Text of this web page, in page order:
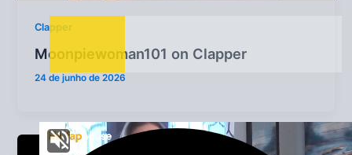
Clapper
Moonpiewoman101 on Clapper
24 de junho de 2026